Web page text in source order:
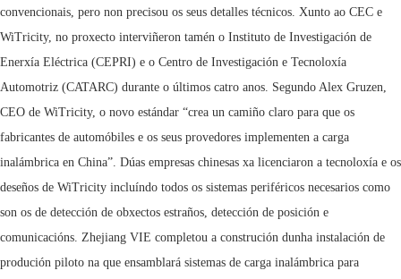
convencionais, pero non precisou os seus detalles técnicos. Xunto ao CEC e
WiTricity, no proxecto interviñeron tamén o Instituto de Investigación de
Enerxía Eléctrica (CEPRI) e o Centro de Investigación e Tecnoloxía
Automotriz (CATARC) durante o últimos catro anos. Segundo Alex Gruzen,
CEO de WiTricity, o novo estándar “crea un camiño claro para que os
fabricantes de automóbiles e os seus provedores implementen a carga
inalámbrica en China”. Dúas empresas chinesas xa licenciaron a tecnoloxía e os
deseños de WiTricity incluíndo todos os sistemas periféricos necesarios como
son os de detección de obxectos estraños, detección de posición e
comunicacións. Zhejiang VIE completou a construción dunha instalación de
produción piloto na que ensamblará sistemas de carga inalámbrica para